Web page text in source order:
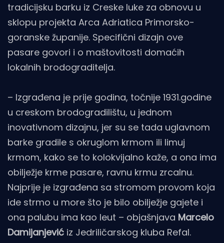
tradicijsku barku iz Creske luke za obnovu u
sklopu projekta Arca Adriatica Primorsko-
goranske županije. Specifični dizajn ove
pasare govori i o maštovitosti domaćih
lokalnih brodograditelja.
– Izgrađena je prije godina, točnije 1931.godine
u creskom brodogradilištu, u jednom
inovativnom dizajnu, jer su se tada uglavnom
barke gradile s okruglom krmom ili limuj
krmom, kako se to kolokvijalno kaže, a ona ima
obilježje krme pasare, ravnu krmu zrcalnu.
Najprije je izgrađena sa stromom provom koja
ide strmo u more što je bilo obilježje gajete i
ona palubu ima kao leut – objašnjava Marcelo
Damijanjević iz Jedriličarskog kluba Refal.